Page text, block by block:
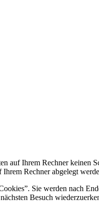
auf Ihrem Rechner keinen
Rechner abgelegt
Sie werden nach
Besuch